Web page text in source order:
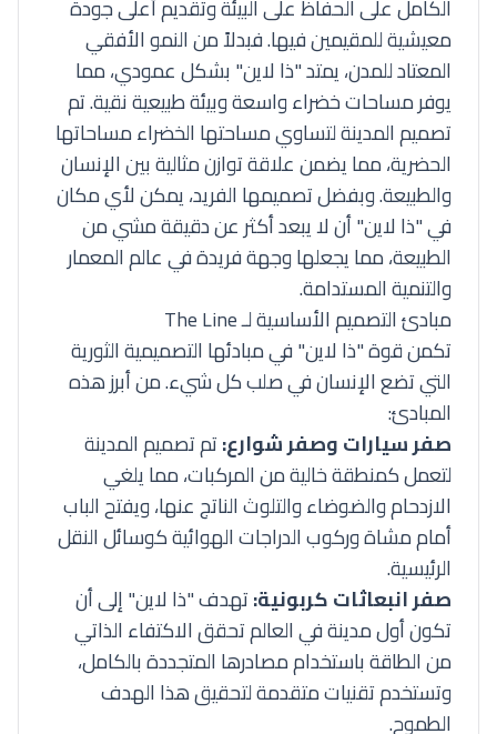
الكامل على الحفاظ على البيئة وتقديم أعلى جودة
معيشية للمقيمين فيها. فبدلاً من النمو الأفقي
المعتاد للمدن، يمتد "ذا لاين" بشكل عمودي، مما
يوفر مساحات خضراء واسعة وبيئة طبيعية نقية. تم
تصميم المدينة لتساوي مساحتها الخضراء مساحاتها
الحضرية، مما يضمن علاقة توازن مثالية بين الإنسان
والطبيعة. وبفضل تصميمها الفريد، يمكن لأي مكان
في "ذا لاين" أن لا يبعد أكثر عن دقيقة مشي من
الطبيعة، مما يجعلها وجهة فريدة في عالم المعمار
والتنمية المستدامة.
مبادئ التصميم الأساسية لـ The Line
تكمن قوة "ذا لاين" في مبادئها التصميمية الثورية
التي تضع الإنسان في صلب كل شيء. من أبرز هذه
المبادئ:
صفر سيارات وصفر شوارع:تم تصميم المدينة
لتعمل كمنطقة خالية من المركبات، مما يلغي
الازدحام والضوضاء والتلوث الناتج عنها، ويفتح الباب
أمام مشاة وركوب الدراجات الهوائية كوسائل النقل
الرئيسية.
صفر انبعاثات كربونية:تهدف "ذا لاين" إلى أن
تكون أول مدينة في العالم تحقق الاكتفاء الذاتي
من الطاقة باستخدام مصادرها المتجددة بالكامل،
وتستخدم تقنيات متقدمة لتحقيق هذا الهدف
الطموح.